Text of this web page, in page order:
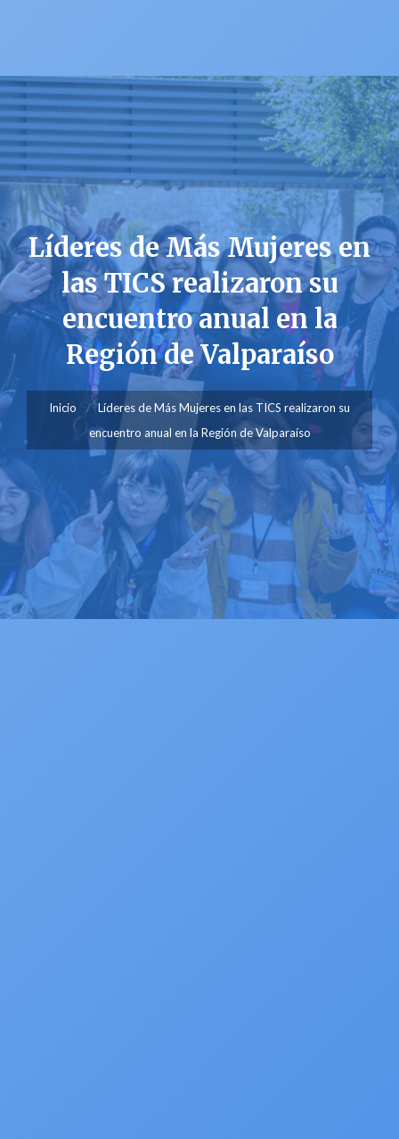
Líderes de Más Mujeres en
las TICS realizaron su
encuentro anual en la
Región de Valparaíso
Inicio
Líderes de Más Mujeres en las TICS realizaron su
encuentro anual en la Región de Valparaíso